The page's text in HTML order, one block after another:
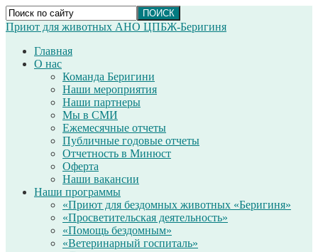
Приют для животных АНО ЦПБЖ-Беригиня
Главная
О нас
Команда Беригини
Наши мероприятия
Наши партнеры
Мы в СМИ
Ежемесячные отчеты
Публичные годовые отчеты
Отчетность в Минюст
Оферта
Наши вакансии
Наши программы
«Приют для бездомных животных «Беригиня»
«Просветительская деятельность»
«Помощь бездомным»
«Ветеринарный госпиталь»